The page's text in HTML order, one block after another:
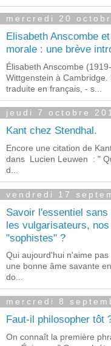
mercredi 20
Elisabeth Anscombe
morale : une brève
Élisabeth Anscombe
Wittgenstein à
traduite en français, - s...
jeudi 7 octobre
Kant chez Stendhal.
Encore une citation de
dans Lucien Leuwen : "
d...
vendredi 17
Savoir l'essentiel sans
les vulgarisateurs, nos
"sophistes" ?
Qui aujourd'hui n'aime
une bonne âme savante
do...
mercredi 8
Faut-il philosopher tôt
On connaît la première